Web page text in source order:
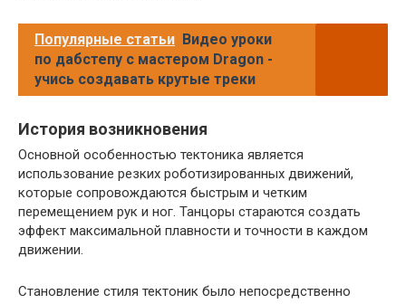
Популярные статьи Видео уроки
по дабстепу с мастером Dragon -
учись создавать крутые треки
История возникновения
Основной особенностью тектоника является
использование резких роботизированных движений,
которые сопровождаются быстрым и четким
перемещением рук и ног. Танцоры стараются создать
эффект максимальной плавности и точности в каждом
движении.
Становление стиля тектоник было непосредственно